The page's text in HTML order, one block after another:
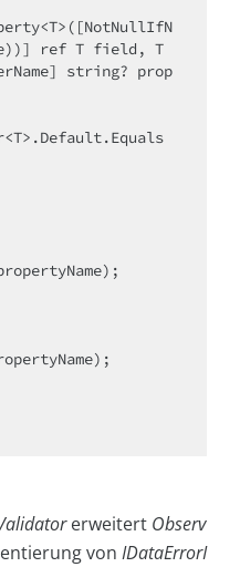
ref T field, T
string? prop
erweitert Observ
von IDataErrorI